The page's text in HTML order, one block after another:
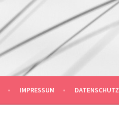
IMPRESSUM DATENSCHUTZ